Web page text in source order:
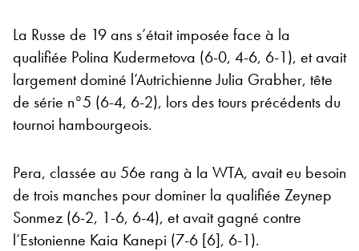
La Russe de 19 ans s’était imposée face à la
qualifiée Polina Kudermetova (6-0, 4-6, 6-1), et avait
largement dominé l’Autrichienne Julia Grabher, tête
de série n°5 (6-4, 6-2), lors des tours précédents du
tournoi hambourgeois.
Pera, classée au 56e rang à la WTA, avait eu besoin
de trois manches pour dominer la qualifiée Zeynep
Sonmez (6-2, 1-6, 6-4), et avait gagné contre
l’Estonienne Kaia Kanepi (7-6 [6], 6-1).